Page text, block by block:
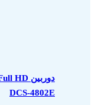
DCS-4802E